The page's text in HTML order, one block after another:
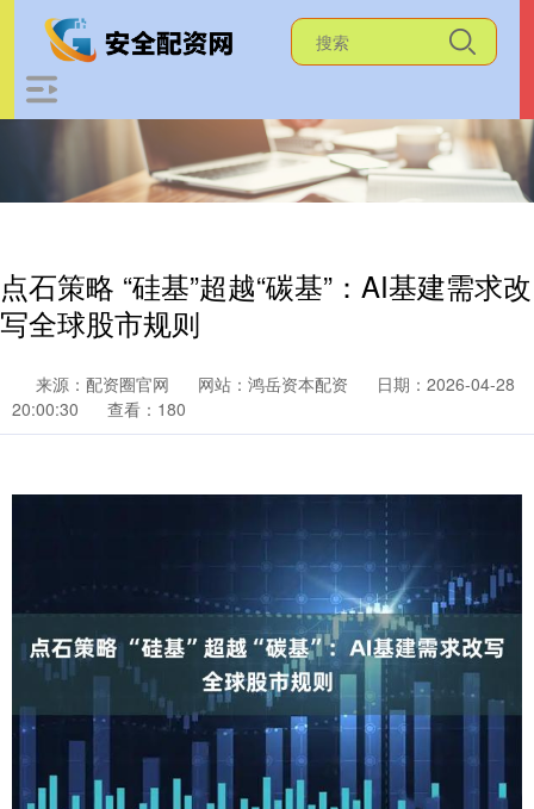
点石策略 “硅基”超越“碳基”：AI基建需求改
写全球股市规则
来源：配资圈官网 网站：鸿岳资本配资
日期：2026-04-28
20:00:30
查看：180